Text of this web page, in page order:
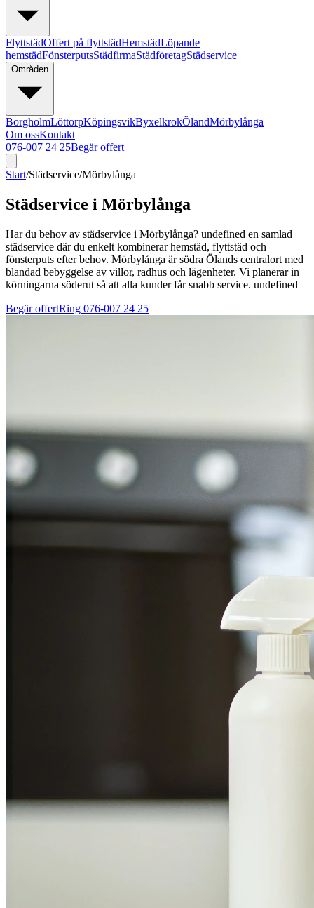
FlyttstädOffert på flyttstädHemstädLöpande
hemstädFönsterputsStädfirmaStädföretagStädservice
Områden
BorgholmLöttorpKöpingsvikByxelkrokÖlandMörbylånga
Om ossKontakt
076-007 24 25Begär offert
Start/Städservice/Mörbylånga
Städservice i Mörbylånga
Har du behov av städservice i Mörbylånga? undefined en samlad
städservice där du enkelt kombinerar hemstäd, flyttstäd och
fönsterputs efter behov. Mörbylånga är södra Ölands centralort med
blandad bebyggelse av villor, radhus och lägenheter. Vi planerar in
körningarna söderut så att alla kunder får snabb service. undefined
Begär offertRing 076-007 24 25